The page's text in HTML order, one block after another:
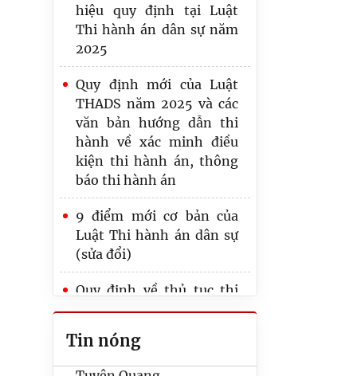
hiệu quy định tại Luật
Thi hành án dân sự năm
2025
Quy định mới của Luật
THADS năm 2025 và các
văn bản hướng dẫn thi
hành về xác minh điều
kiện thi hành án, thông
báo thi hành án
9 điểm mới cơ bản của
Luật Thi hành án dân sự
(sửa đổi)
Quy định về thủ tục thi
hành quyết định tuyên
bố doanh nghiệp, hợp tác
xã phá sản
Tin nóng
Thi hành án dân sự tỉnh
với Ngân hàng TMCP
Ngoại thương Việt Nam
– Chi nhánh Tuyên
Quang tổ chức thăm hỏi,
tặng quà cho các hộ gia
Tuyên Quang